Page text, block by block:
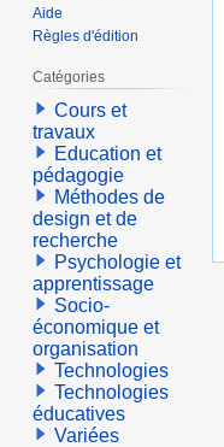
Aide
Règles d'édition
Catégories
Cours et
travaux
Education et
pédagogie
Méthodes de
design et de
recherche
Psychologie et
apprentissage
Socio-
économique et
organisation
Technologies
Technologies
éducatives
Variées